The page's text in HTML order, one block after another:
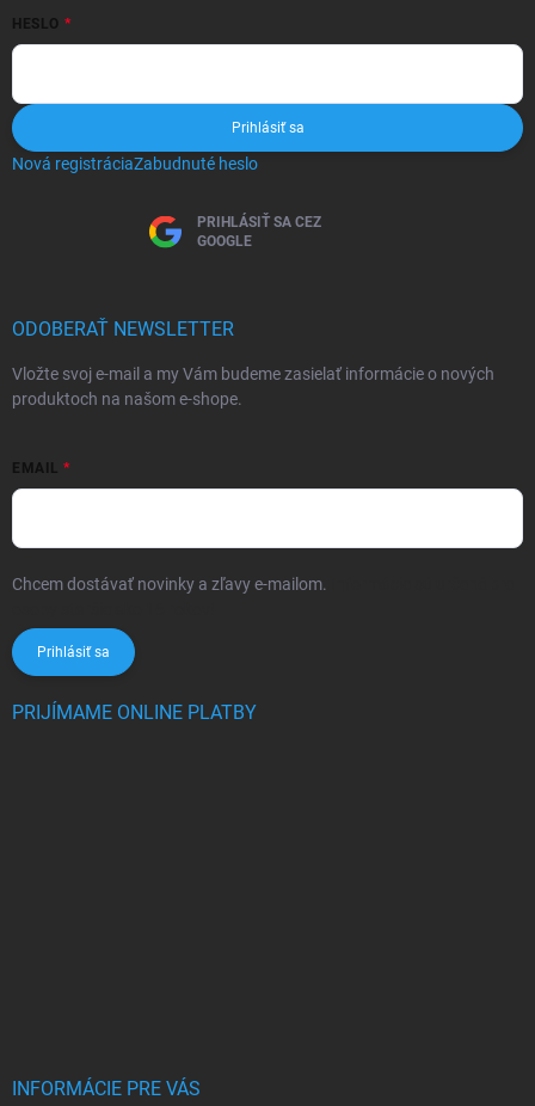
HESLO
Prihlásiť sa
Nová registráciaZabudnuté heslo
PRIHLÁSIŤ SA CEZ
GOOGLE
ODOBERAŤ NEWSLETTER
Vložte svoj e-mail a my Vám budeme zasielať informácie o nových
produktoch na našom e-shope.
EMAIL
Chcem dostávať novinky a zľavy e-mailom.
Prihlásiť sa
PRIJÍMAME ONLINE PLATBY
INFORMÁCIE PRE VÁS